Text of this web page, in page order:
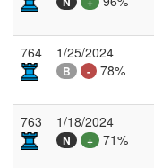
764 1/25/2024
B - 78%
763 1/18/2024
N + 71%